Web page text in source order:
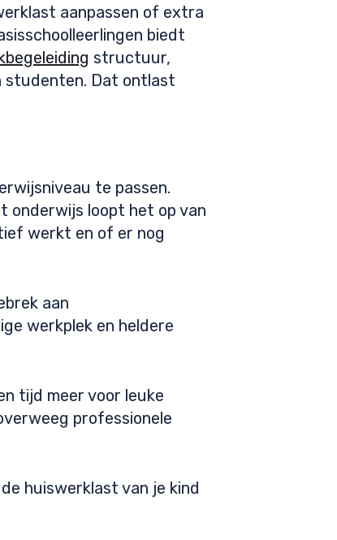
aanpassen of extra
biedt
structuur,
studenten. Dat ontlast
te passen.
onderwijs loopt het op van
werkt en of er nog
aan
werkplek en heldere
tijd meer voor leuke
professionele
huiswerklast van je kind